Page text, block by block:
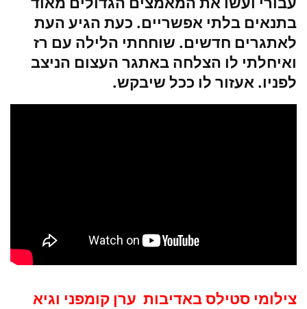
בתנאים בלתי אפשריים. כעת הגיע העת
לאתגרים חדשים. שוחחתי הלילה עם רז
ואיחלתי לו הצלחה באתגר העצום הניצב
לפניו. אעזור לו ככל שיבקש.
צילומי סטילס באדיבות ערן קומפני וגיא